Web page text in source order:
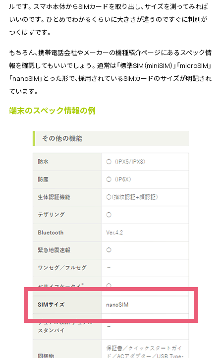
ルです。スマホ本体からSIMカードを取り出し、サイズを測ってみれば
いいのです。ひとめでわかるくらいに大きさが違うのですぐに判別が
つくはずです。
もちろん、携帯電話会社やメーカーの機種紹介ページにあるスペック情
報を確認してもいいでしょう。通常は「標準SIM（miniSIM）」「microSIM」
「nanoSIM」とった形で、採用されているSIMカードのサイズが明記され
ています。
端末のスペック情報の例